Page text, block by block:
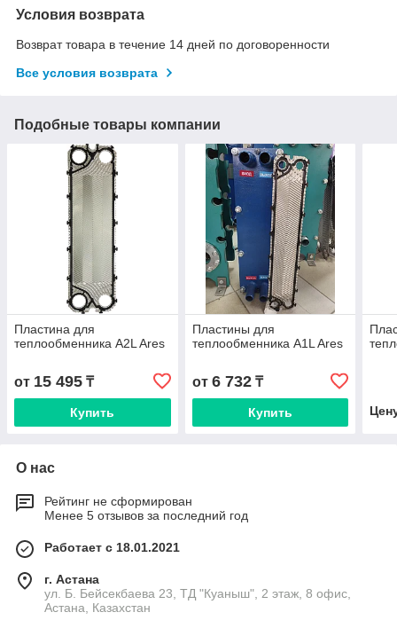
Условия возврата
Возврат товара в течение 14 дней по договоренности
Все условия возврата
Подобные товары компании
Пластина для
теплообменника A2L Ares
от 15 495 ₸
Купить
Пластины для
теплообменника A1L Ares
от 6 732₸
Купить
О нас
Рейтинг не сформирован
Менее 5 отзывов за последний год
Работает с 18.01.2021
г. Астана
ул. Б. Бейсекбаева 23, ТД "Куаныш", 2 этаж, 8 офис,
Астана, Казахстан